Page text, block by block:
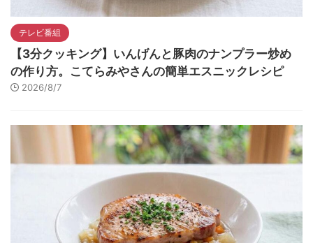
テレビ番組
【3分クッキング】いんげんと豚肉のナンプラー炒め
の作り方。こてらみやさんの簡単エスニックレシピ
2026/8/7